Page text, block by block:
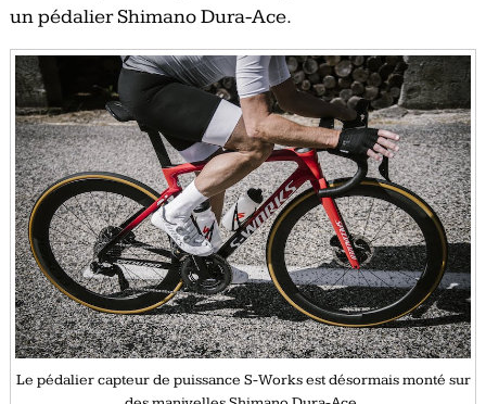
un pédalier Shimano Dura-Ace.
Le pédalier capteur de puissance S-Works est désormais monté sur